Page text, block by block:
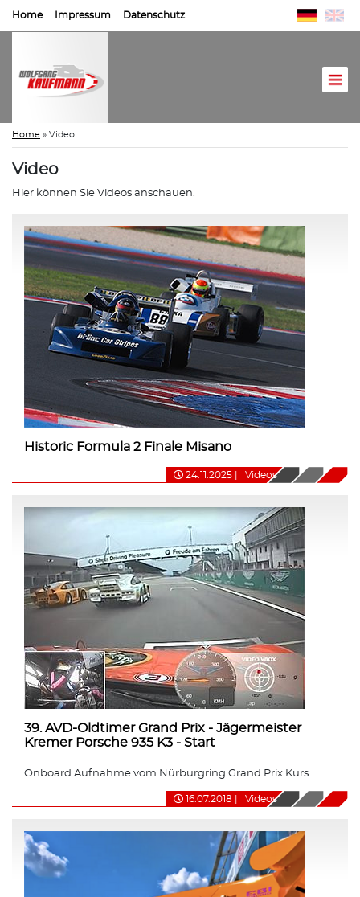
Home Impressum Datenschutz
Home » Video
Video
Hier können Sie Videos anschauen.
Historic Formula 2 Finale Misano
24.11.2025 Videos
39. AVD-Oldtimer Grand Prix - Jägermeister
Kremer Porsche 935 K3 - Start
Onboard Aufnahme vom Nürburgring Grand Prix Kurs.
16.07.2018 Videos